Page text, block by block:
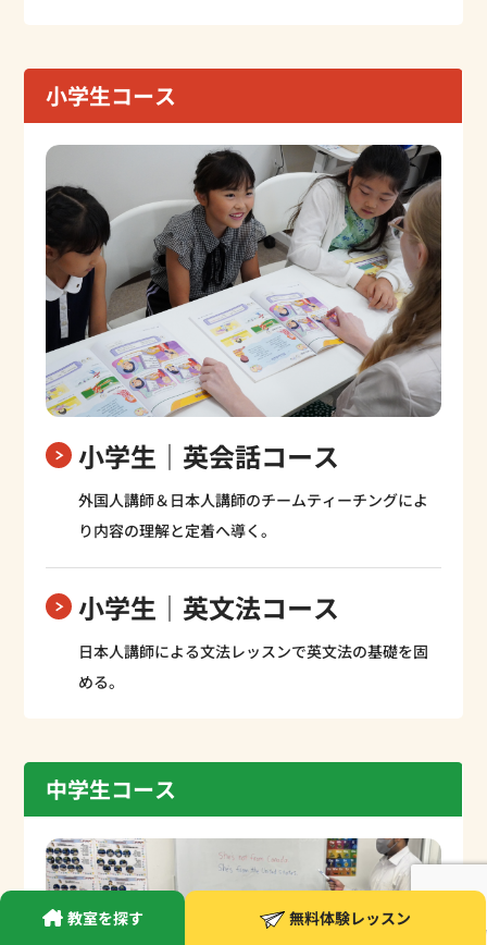
無料体験レッスン
教室を探す
小学生コース
小学生｜英会話コース
外国人講師＆日本人講師のチームティーチングによ
り内容の理解と定着へ導く。
小学生｜英文法コース
日本人講師による文法レッスンで英文法の基礎を固
める。
中学生コース